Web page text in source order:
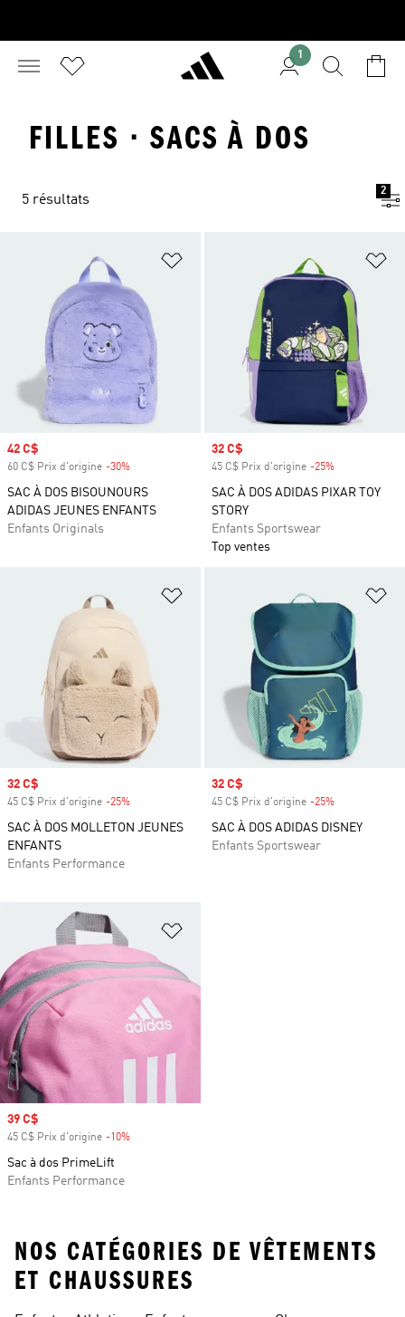
1
FILLES · SACS À DOS
5 résultats
2
Ajouter à la Liste de produits
Prix soldé
42 C$
60 C$ Prix d'origine -30%
SAC À DOS BISOUNOURS
ADIDAS JEUNES ENFANTS
Enfants Originals
Prix soldé
32 C$
45 C$ Prix d'origine -25%
SAC À DOS ADIDAS PIXAR TOY
STORY
Enfants Sportswear
Top ventes
Ajouter à la Liste de produits
Prix soldé
32 C$
45 C$ Prix d'origine -25%
SAC À DOS MOLLETON JEUNES
ENFANTS
Enfants Performance
Prix soldé
32 C$
45 C$ Prix d'origine -25%
SAC À DOS ADIDAS DISNEY
Enfants Sportswear
Prix soldé
39 C$
45 C$ Prix d'origine -10%
Sac à dos PrimeLift
Enfants Performance
NOS CATÉGORIES DE VÊTEMENTS
ET CHAUSSURES